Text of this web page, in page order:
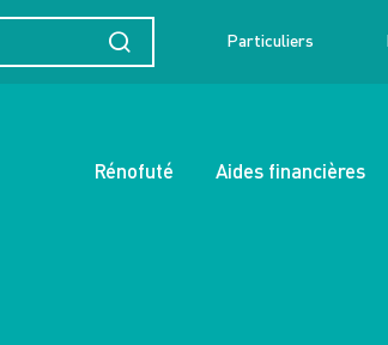
Particuliers
Rénofuté Aides financières